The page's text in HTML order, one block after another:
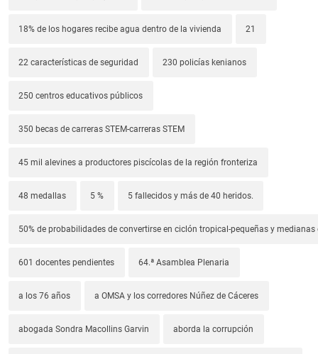
18% de los hogares recibe agua dentro de la vivienda 21
22 características de seguridad 230 policías kenianos
250 centros educativos públicos
350 becas de carreras STEM-carreras STEM
45 mil alevines a productores piscícolas de la región fronteriza
48 medallas 5 % 5 fallecidos y más de 40 heridos.
50% de probabilidades de convertirse en ciclón tropical-pequeñas y
601 docentes pendientes 64.ª Asamblea Plenaria
a los 76 años a OMSA y los corredores Núñez de Cáceres
abogada Sondra Macollins Garvin aborda la corrupción